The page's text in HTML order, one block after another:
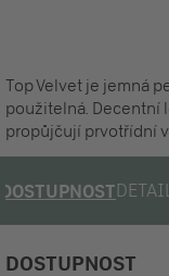
Top Velvet je jemná
použitelná. Decentní
propůjčují prvotřídní
DOSTUPNOST
DOSTUPNOST